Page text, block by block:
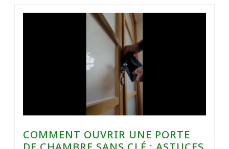
COMMENT OUVRIR UNE PORTE